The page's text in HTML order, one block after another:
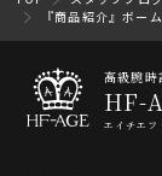
『商品紹介』ボー
高級腕時
HF-
エイチエフ